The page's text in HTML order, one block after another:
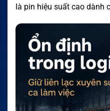
là pin hiệu suất cao dành